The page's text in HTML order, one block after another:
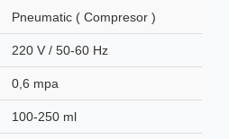
Pneumatic ( Compresor )
220 V / 50-60 Hz
0,6 mpa
100-250 ml